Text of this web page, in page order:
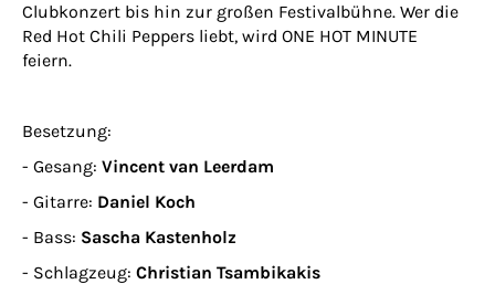
Clubkonzert bis hin zur großen Festivalbühne. Wer die
Red Hot Chili Peppers liebt, wird ONE HOT MINUTE
feiern.
Besetzung:
- Gesang: Vincent van Leerdam
- Gitarre: Daniel Koch
- Bass: Sascha Kastenholz
- Schlagzeug: Christian Tsambikakis